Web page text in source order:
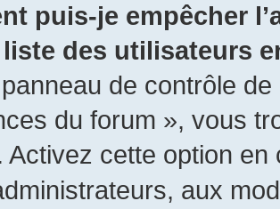
puis-je empêcher
des utilisateurs
de contrôle
du forum », vous
Activez cette option
aux